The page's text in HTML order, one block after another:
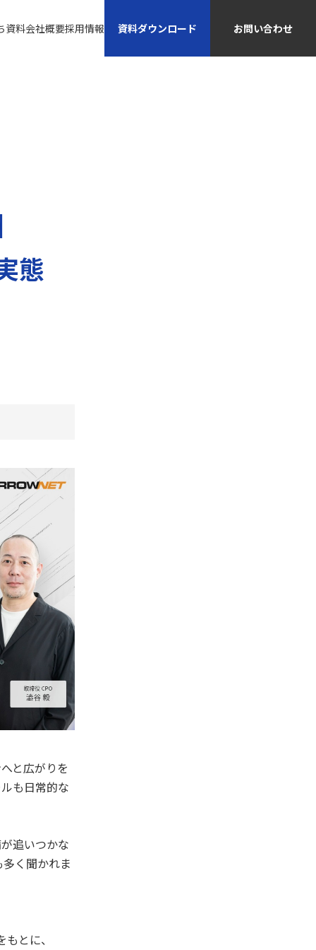
資料会社概要採用情報 資料ダウンロード お問い合わせ
態
と広がりを
も日常的な
追いつかな
く聞かれま
とに、